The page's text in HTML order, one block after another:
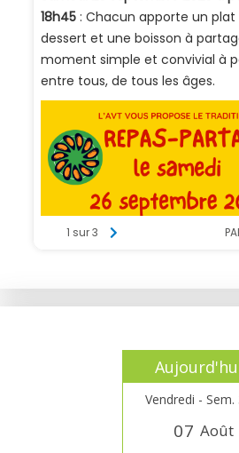
Vendredi - Sem.
07 Août